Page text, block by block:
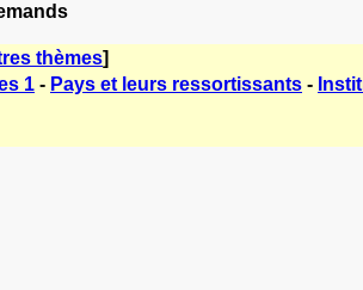
thèmes]
1 - Pays et leurs ressortissants -